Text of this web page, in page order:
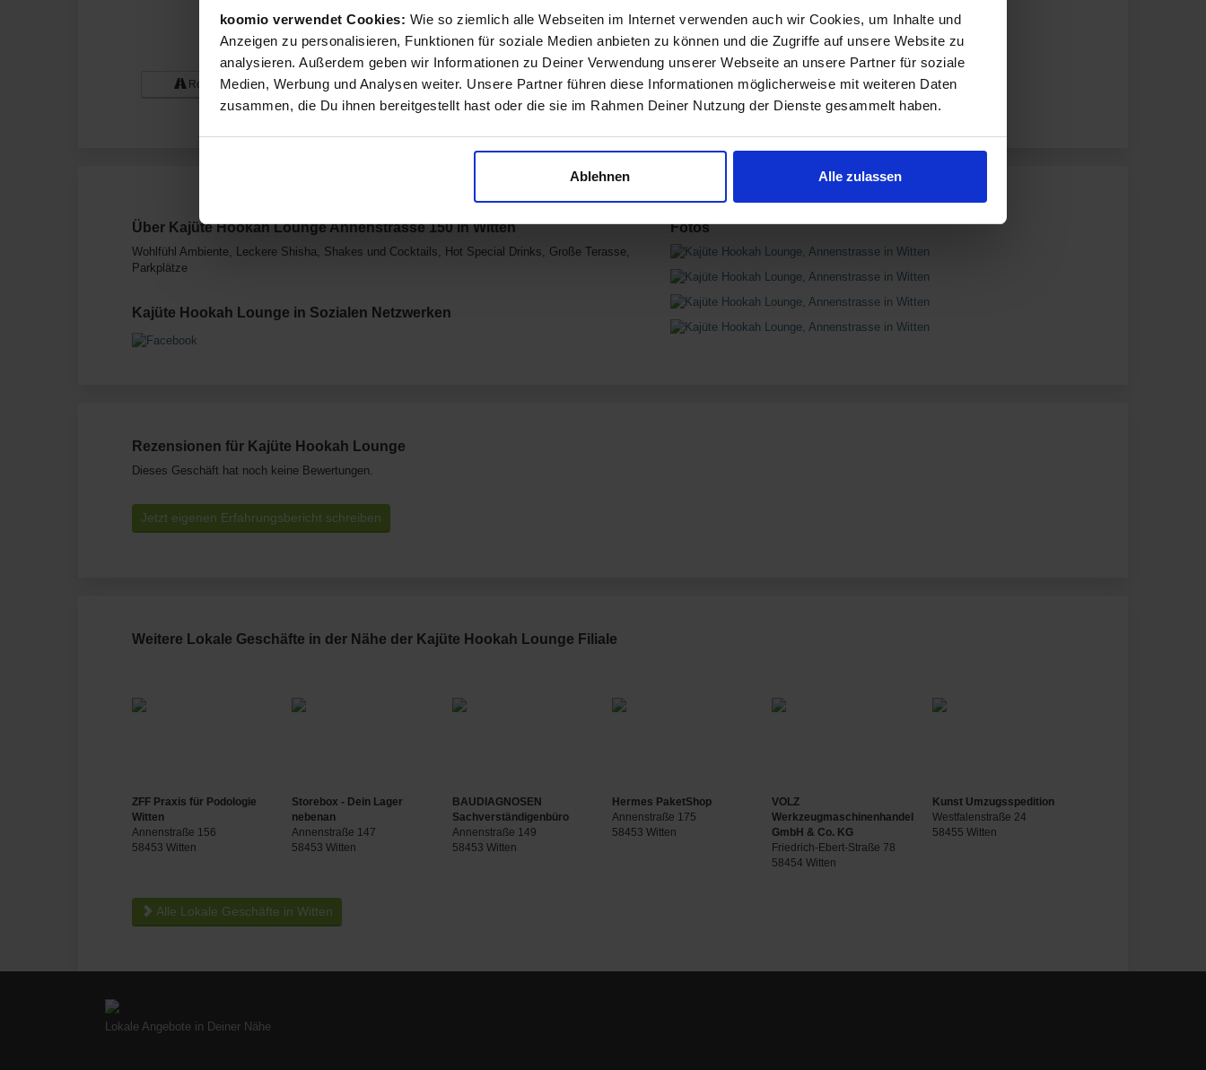
koomio verwendet Cookies: Wie so ziemlich alle Webseiten im Internet verwenden auch wir Cookies, um Inhalte und
Anzeigen zu personalisieren, Funktionen für soziale Medien anbieten zu können und die Zugriffe auf unsere Website zu
analysieren. Außerdem geben wir Informationen zu Deiner Verwendung unserer Webseite an unsere Partner für soziale
Medien, Werbung und Analysen weiter. Unsere Partner führen diese Informationen möglicherweise mit weiteren Daten
zusammen, die Du ihnen bereitgestellt hast oder die sie im Rahmen Deiner Nutzung der Dienste gesammelt haben.
Ablehnen Alle zulassen
Route zum Geschäft
Über Kajüte Hookah Lounge Annenstrasse 150 in Witten
Wohlfühl Ambiente, Leckere Shisha, Shakes und Cocktails, Hot Special Drinks, Große Terasse,
Parkplätze
Kajüte Hookah Lounge in Sozialen Netzwerken
Fotos
Rezensionen für Kajüte Hookah Lounge
Dieses Geschäft hat noch keine Bewertungen.
Jetzt eigenen Erfahrungsbericht schreiben
Weitere Lokale Geschäfte in der Nähe der Kajüte Hookah Lounge Filiale
ZFF Praxis für Podologie
Witten
Annenstraße 156
58453 Witten
Storebox - Dein Lager
nebenan
Annenstraße 147
58453 Witten
BAUDIAGNOSEN
Sachverständigenbüro
Annenstraße 149
58453 Witten
Hermes PaketShop
Annenstraße 175
58453 Witten
VOLZ
Werkzeugmaschinenhandel
GmbH & Co. KG
Friedrich-Ebert-Straße 78
58454 Witten
Kunst Umzugsspedition
Westfalenstraße 24
58455 Witten
Alle Lokale Geschäfte in Witten
Lokale Angebote in Deiner Nähe